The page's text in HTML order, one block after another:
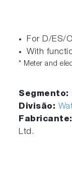
For D/ES/
With
* Meter and
Segmento:
Divisão:
Ltd.